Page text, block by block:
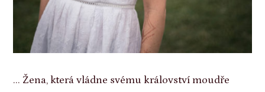
... Žena, která vládne svému království moudře